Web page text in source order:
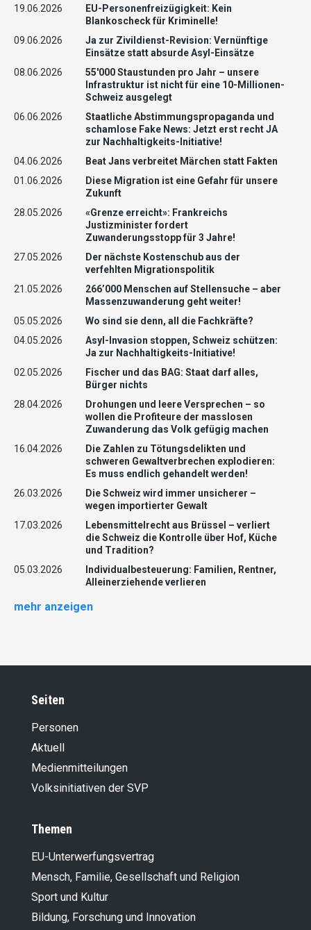
19.06.2026
EU-Personenfreizügigkeit: Kein
Blankoscheck für Kriminelle!
09.06.2026
Ja zur Zivildienst-Revision: Vernünftige
Einsätze statt absurde Asyl-Einsätze
08.06.2026
55'000 Staustunden pro Jahr – unsere
Infrastruktur ist nicht für eine 10-Millionen-
Schweiz ausgelegt
06.06.2026
Staatliche Abstimmungspropaganda und
schamlose Fake News: Jetzt erst recht JA
zur Nachhaltigkeits-Initiative!
04.06.2026
Beat Jans verbreitet Märchen statt Fakten
01.06.2026
Diese Migration ist eine Gefahr für unsere
Zukunft
28.05.2026
«Grenze erreicht»: Frankreichs
Justizminister fordert
Zuwanderungsstopp für 3 Jahre!
27.05.2026
Der nächste Kostenschub aus der
verfehlten Migrationspolitik
21.05.2026
266’000 Menschen auf Stellensuche – aber
Massenzuwanderung geht weiter!
05.05.2026
Wo sind sie denn, all die Fachkräfte?
04.05.2026
Asyl-Invasion stoppen, Schweiz schützen:
Ja zur Nachhaltigkeits-Initiative!
02.05.2026
Fischer und das BAG: Staat darf alles,
Bürger nichts
28.04.2026
Drohungen und leere Versprechen – so
wollen die Profiteure der masslosen
Zuwanderung das Volk gefügig machen
16.04.2026
Die Zahlen zu Tötungsdelikten und
schweren Gewaltverbrechen explodieren:
Es muss endlich gehandelt werden!
26.03.2026
Die Schweiz wird immer unsicherer –
wegen importierter Gewalt
17.03.2026
Lebensmittelrecht aus Brüssel – verliert
die Schweiz die Kontrolle über Hof, Küche
und Tradition?
05.03.2026
Individualbesteuerung: Familien, Rentner,
Alleinerziehende verlieren
mehr anzeigen
Seiten
Personen
Aktuell
Medienmitteilungen
Volksinitiativen der SVP
Themen
EU-Unterwerfungsvertrag
Mensch, Familie, Gesellschaft und Religion
Sport und Kultur
Bildung, Forschung und Innovation